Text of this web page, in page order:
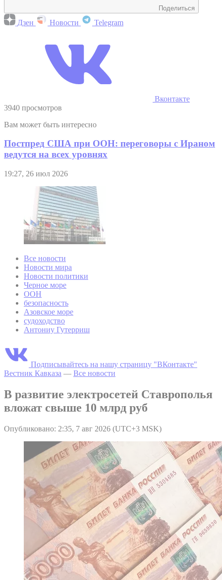
Поделиться
Дзен Новости Telegram
Вконтакте
3940 просмотров
Вам может быть интересно
Постпред США при ООН: переговоры с Ираном
ведутся на всех уровнях
19:27, 26 июл 2026
Все новости
Новости мира
Новости политики
Черное море
ООН
безопасность
Азовское море
судоходство
Антониу Гутерриш
Подписывайтесь на нашу страницу "ВКонтакте"
Вестник Кавказа — Все новости
В развитие электросетей Ставрополья
вложат свыше 10 млрд руб
Опубликовано: 2:35, 7 авг 2026 (UTC+3 MSK)